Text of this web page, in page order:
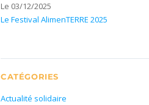
Le 03/12/2025
Le Festival AlimenTERRE 2025
CATÉGORIES
Actualité solidaire